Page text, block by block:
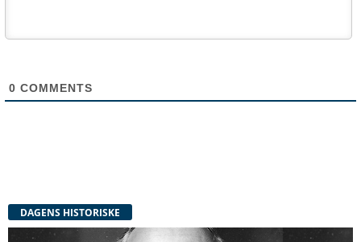
0 COMMENTS
DAGENS HISTORISKE